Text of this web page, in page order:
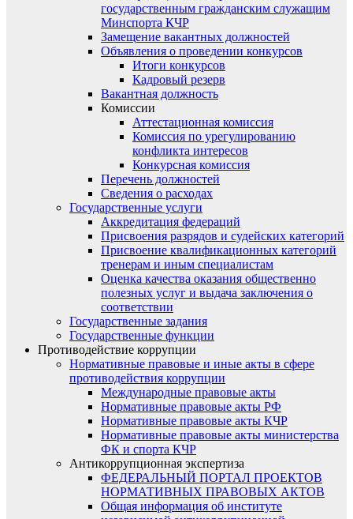
государственным гражданским служащим
Минспорта КЧР
Замещение вакантных должностей
Объявления о проведении конкурсов
Итоги конкурсов
Кадровый резерв
Вакантная должность
Комиссии
Аттестационная комиссия
Комиссия по урегулированию
конфликта интересов
Конкурсная комиссия
Перечень должностей
Сведения о расходах
Государственные услуги
Аккредитация федераций
Присвоения разрядов и судейских категорий
Присвоение квалификационных категорий
тренерам и иным специалистам
Оценка качества оказания общественно
полезных услуг и выдача заключения о
соответствии
Государственные задания
Государственные функции
Противодействие коррупции
Нормативные правовые и иные акты в сфере
противодействия коррупции
Международные правовые акты
Нормативные правовые акты РФ
Нормативные правовые акты КЧР
Нормативные правовые акты министерства
ФК и спорта КЧР
Антикоррупционная экспертиза
ФЕДЕРАЛЬНЫЙ ПОРТАЛ ПРОЕКТОВ
НОРМАТИВНЫХ ПРАВОВЫХ АКТОВ
Общая информация об институте